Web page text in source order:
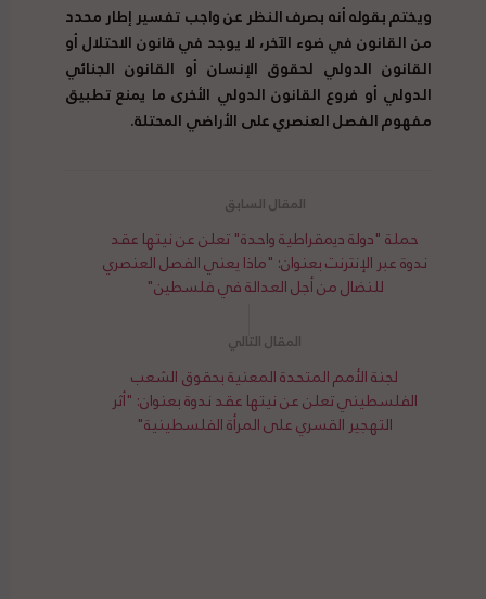
ويختم بقوله أنه بصرف النظر عن واجب تفسير إطار محدد
من القانون في ضوء الآخر، لا يوجد في قانون الاحتلال أو
القانون الدولي لحقوق الإنسان أو القانون الجنائي
الدولي أو فروع القانون الدولي الأخرى ما يمنع تطبيق
مفهوم الفصل العنصري على الأراضي المحتلة.
حملة "دولة ديمقراطية واحدة" تعلن عن نيتها عقد
ندوة عبر الإنترنت بعنوان: "ماذا يعني الفصل العنصري
للنضال من أجل العدالة في فلسطين"
لجنة الأمم المتحدة المعنية بحقوق الشعب
الفلسطيني تعلن عن نيتها عقد ندوة بعنوان: "أثر
التهجير القسري على المرأة الفلسطينية"